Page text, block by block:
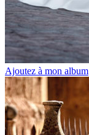
Ajoutez à mon album